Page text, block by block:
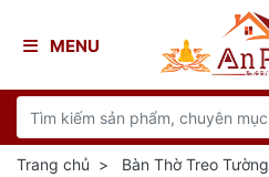
MENU
Trang chủ
Bàn Thờ Treo Tường